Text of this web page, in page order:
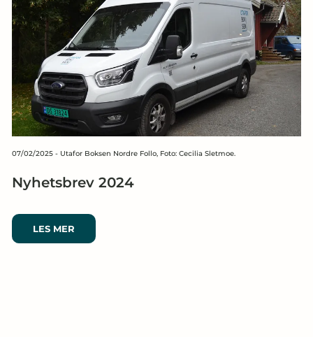
07/02/2025 - Utafor Boksen Nordre Follo, Foto: Cecilia Sletmoe.
Nyhetsbrev 2024
LES MER